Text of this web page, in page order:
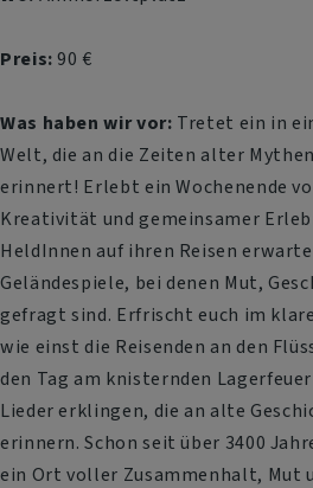
Preis:90 €
Was haben wir vor: Tretet ein in
Welt, die an die Zeiten alter
erinnert! Erlebt ein Wochenende
Kreativität und gemeinsamer
HeldInnen auf ihren Reisen
Geländespiele, bei denen Mut,
gefragt sind. Erfrischt euch im
wie einst die Reisenden an den
den Tag am knisternden
Lieder erklingen, die an alte
erinnern. Schon seit über 3400
ein Ort voller Zusammenhalt, Mut